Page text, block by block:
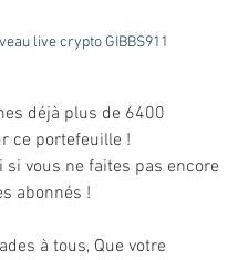
live crypto GIBBS911
déjà plus de 6400
ce portefeuille !
si vous ne faites pas encore
abonnés !
à tous, Que votre